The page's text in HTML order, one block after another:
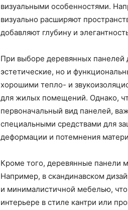
визуальными особенностями.
визуально расширяют
добавляют глубину и
При выборе деревянных панелей
эстетические, но и
хорошими тепло- и
для жилых помещений. Однако,
первоначальный вид панелей,
специальными средствами для
деформации и потемнения
Кроме того, деревянные панели
Например, в скандинавском
и минималистичной мебелью,
интерьере в стиле кантри или